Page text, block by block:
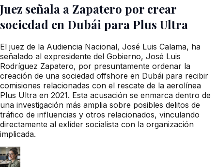
Juez señala a Zapatero por crear
sociedad en Dubái para Plus Ultra
El juez de la Audiencia Nacional, José Luis Calama, ha
señalado al expresidente del Gobierno, José Luis
Rodríguez Zapatero, por presuntamente ordenar la
creación de una sociedad offshore en Dubái para recibir
comisiones relacionadas con el rescate de la aerolínea
Plus Ultra en 2021. Esta acusación se enmarca dentro de
una investigación más amplia sobre posibles delitos de
tráfico de influencias y otros relacionados, vinculando
directamente al exlíder socialista con la organización
implicada.